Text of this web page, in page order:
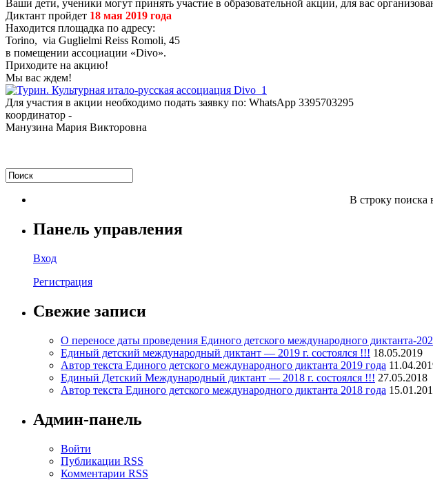
Ваши дети, ученики могут принять участие в образовательной акции, для вас
Диктант пройдет 18 мая 2019 года
Находится площадка по адресу:
Torino, via Guglielmi Reiss Romoli, 45
в помещении ассоциации «Divo».
Приходите на акцию!
Мы вас ждем!
Для участия в акции необходимо подать заявку по: WhatsApp 3395703295
координатор -
Манузина Мария Викторовна
В строку поиска
Панель управления
Вход
Регистрация
Свежие записи
О переносе даты проведения Единого детского международного диктанта-
Единый детский международный диктант — 2019 г. состоялся !!! 18.05.2019
Автор текста Единого детского международного диктанта 2019 года
Единый Детский Международный диктант — 2018 г. состоялся !!! 27.05.2018
Автор текста Единого детского международного диктанта 2018 года
Админ-панель
Войти
Публикации RSS
Комментарии RSS